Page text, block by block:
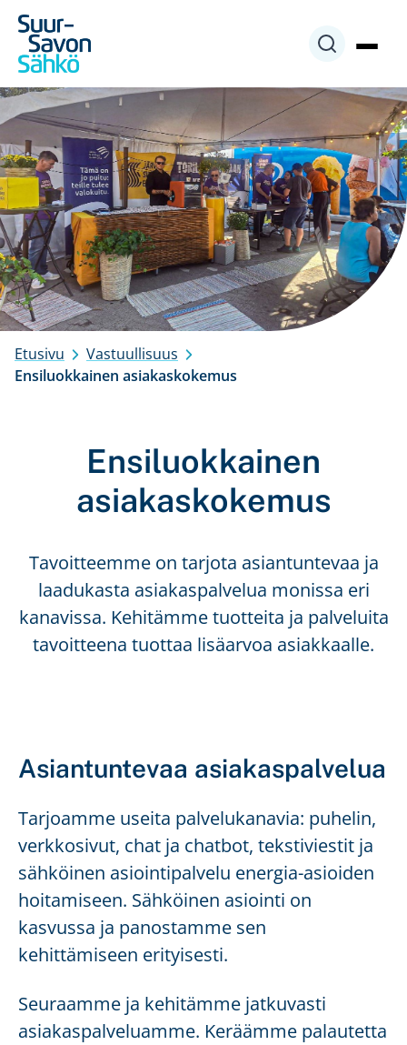
Siirry
sisältöön
Etusivu
Vastuullisuus
Ensiluokkainen asiakaskokemus
Ensiluokkainen
asiakaskokemus
Tavoitteemme on tarjota asiantuntevaa ja
laadukasta asiakaspalvelua monissa eri
kanavissa. Kehitämme tuotteita ja palveluita
tavoitteena tuottaa lisäarvoa asiakkaalle.
Asiantuntevaa asiakaspalvelua
Tarjoamme useita palvelukanavia: puhelin,
verkkosivut, chat ja chatbot, tekstiviestit ja
sähköinen asiointipalvelu energia-asioiden
hoitamiseen. Sähköinen asiointi on
kasvussa ja panostamme sen
kehittämiseen erityisesti.
Seuraamme ja kehitämme jatkuvasti
asiakaspalveluamme. Keräämme palautetta